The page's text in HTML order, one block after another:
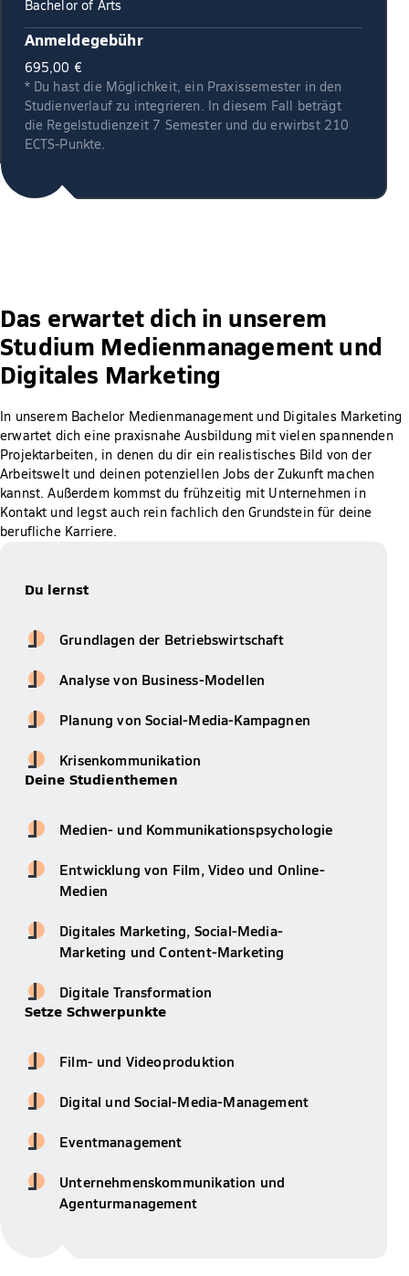
Bachelor of Arts
Anmeldegebühr
695,00 €
* Du hast die Möglichkeit, ein Praxissemester in den
Studienverlauf zu integrieren. In diesem Fall beträgt
die Regelstudienzeit 7 Semester und du erwirbst 210
ECTS-Punkte.
Das erwartet dich in unserem
Studium Medienmanagement und
Digitales Marketing
In unserem Bachelor Medienmanagement und Digitales Marketing
erwartet dich eine praxisnahe Ausbildung mit vielen spannenden
Projektarbeiten, in denen du dir ein realistisches Bild von der
Arbeitswelt und deinen potenziellen Jobs der Zukunft machen
kannst. Außerdem kommst du frühzeitig mit Unternehmen in
Kontakt und legst auch rein fachlich den Grundstein für deine
berufliche Karriere.
Du lernst
Grundlagen der Betriebswirtschaft
Analyse von Business-Modellen
Planung von Social-Media-Kampagnen
Krisenkommunikation
Deine Studienthemen
Medien- und Kommunikationspsychologie
Entwicklung von Film, Video und Online-
Medien
Digitales Marketing, Social-Media-
Marketing und Content-Marketing
Digitale Transformation
Setze Schwerpunkte
Film- und Videoproduktion
Digital und Social-Media-Management
Eventmanagement
Unternehmenskommunikation und
Agenturmanagement